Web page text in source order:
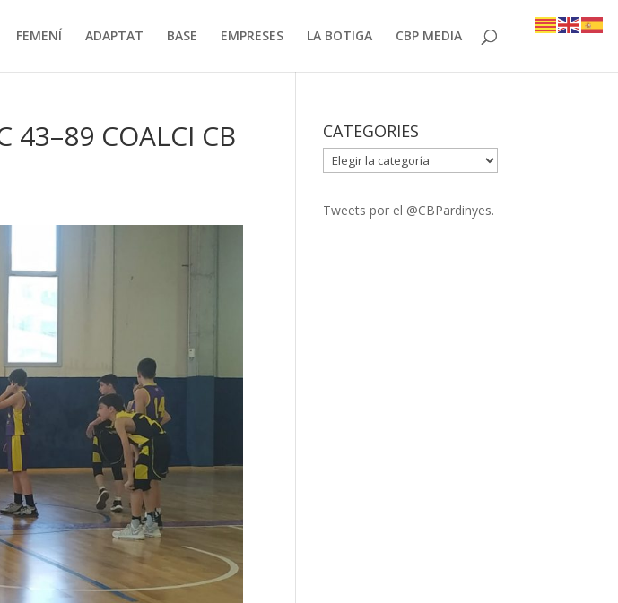
FEMENÍ ADAPTAT BASE EMPRESES LA BOTIGA CBP MEDIA
43–89 COALCI CB CATEGORIES
CATEGORIES
Tweets por el @CBPardinyes.